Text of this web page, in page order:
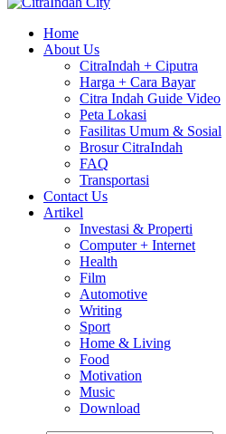
Home
About Us
CitraIndah + Ciputra
Harga + Cara Bayar
Citra Indah Guide Video
Peta Lokasi
Fasilitas Umum & Sosial
Brosur CitraIndah
FAQ
Transportasi
Contact Us
Artikel
Investasi & Properti
Computer + Internet
Health
Film
Automotive
Writing
Sport
Home & Living
Food
Motivation
Music
Download